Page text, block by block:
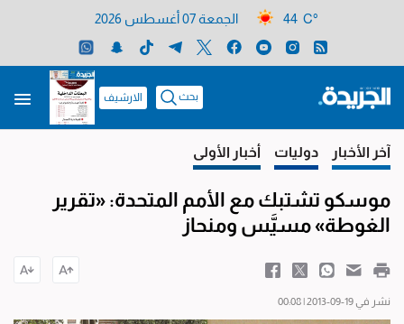
44 C° الجمعة 07 أغسطس 2026
بحث الارشيف
آخر الأخبار دوليات أخبار الأولى
موسكو تشتبك مع الأمم المتحدة: «تقرير
الغوطة» مسيَّس ومنحاز
نشر في 19-09-2013 | 00:08